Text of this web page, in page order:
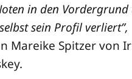
in den Vor­der­grund
sein Pro­fil ver­liert”,
Marei­ke Spit­zer von